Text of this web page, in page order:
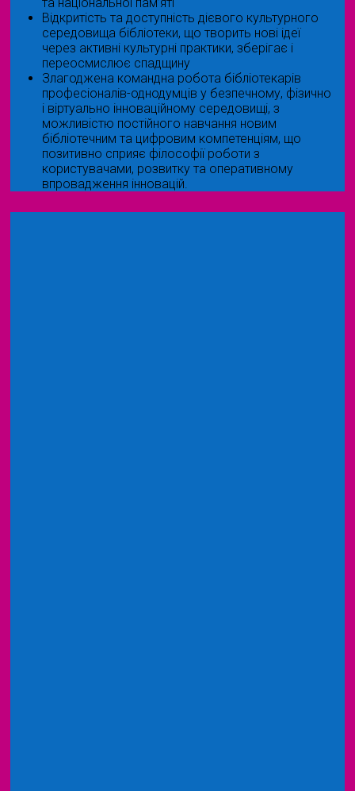
Відкритість та доступність дієвого культурного
середовища бібліотеки, що творить нові ідеї
через активні культурні практики, зберігає і
переосмислює спадщину
Злагоджена командна робота бібліотекарів
професіоналів-однодумців у безпечному, фізично
і віртуально інноваційному середовищі, з
можливістю постійного навчання новим
бібліотечним та цифровим компетенціям, що
позитивно сприяє філософії роботи з
користувачами, розвитку та оперативному
впровадження інновацій.